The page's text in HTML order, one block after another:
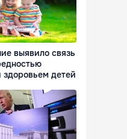
выявило связь
детей